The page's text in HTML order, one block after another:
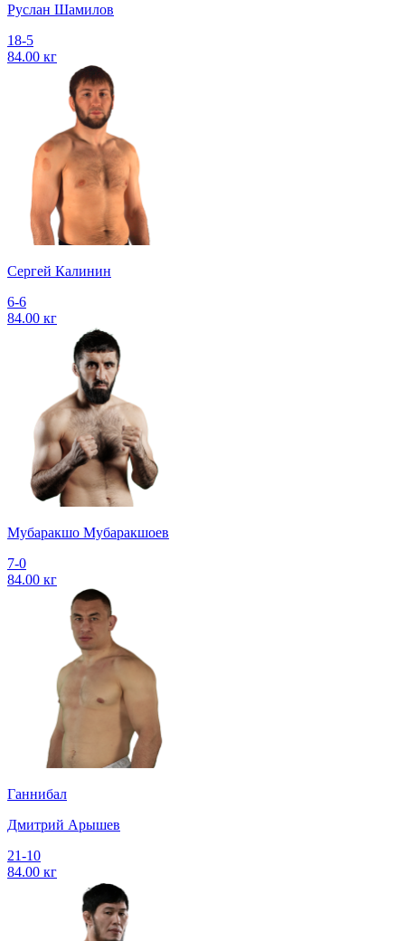
Руслан Шамилов
18-5
84.00 кг
Сергей Калинин
6-6
84.00 кг
Мубаракшо Мубаракшоев
7-0
84.00 кг
Ганнибал
Дмитрий Арышев
21-10
84.00 кг